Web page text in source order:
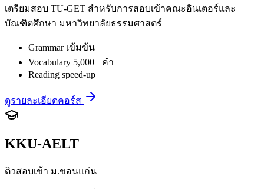
เตรียมสอบ TU-GET สำหรับการสอบเข้าคณะอินเตอร์และ
บัณฑิตศึกษา มหาวิทยาลัยธรรมศาสตร์
Grammar เข้มข้น
Vocabulary 5,000+ คำ
Reading speed-up
ดูรายละเอียดคอร์ส
KKU-AELT
ติวสอบเข้า ม.ขอนแก่น